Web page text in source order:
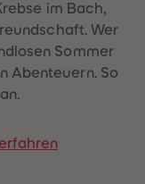
im Bach,
Wer
Sommer
Abenteuern. So